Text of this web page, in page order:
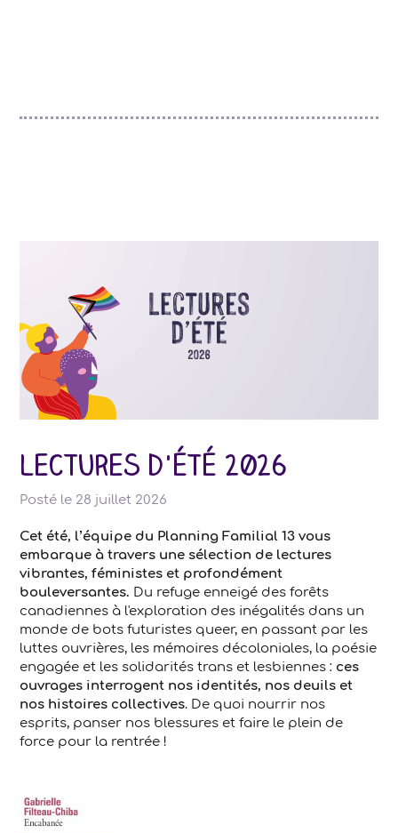
Lectures d'été 2026
Posté le 28 juillet 2026
Cet été, l’équipe du Planning Familial 13 vous
embarque à travers une sélection de lectures
vibrantes, féministes et profondément
bouleversantes. Du refuge enneigé des forêts
canadiennes à l'exploration des inégalités dans un
monde de bots futuristes queer, en passant par les
luttes ouvrières, les mémoires décoloniales, la poésie
engagée et les solidarités trans et lesbiennes : ces
ouvrages interrogent nos identités, nos deuils et
nos histoires collectives. De quoi nourrir nos
esprits, panser nos blessures et faire le plein de
force pour la rentrée !